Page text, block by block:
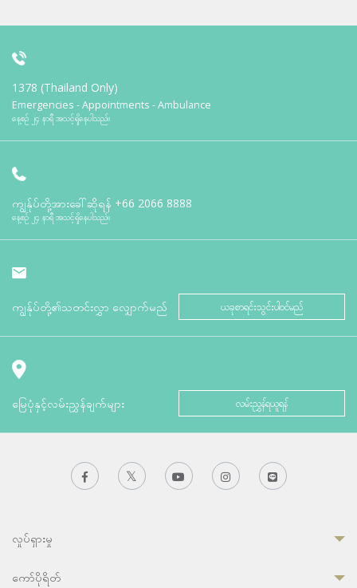
1378 (Thailand Only)
Emergencies - Appointments - Ambulance
နေ့စဉ် ၂၄ နာရီ အသင့်ရှိနေပါသည်။
ကျွန်ုပ်တို့အားခေါ်ဆိုရန် +66 2066 8888
နေ့စဉ် ၂၄ နာရီ အသင့်ရှိနေပါသည်။
ကျွန်ုပ်တို့၏သတင်းလွှာ လျှောက်မည် ယခုစာရင်းသွင်းပါဝင်မည်
မြေပုံနှင့်လမ်းညွှန်ချက်များ လမ်းညွှန်ရယူရန်
လှုပ်ရှားမှု
ကော်ပိုရိတ်